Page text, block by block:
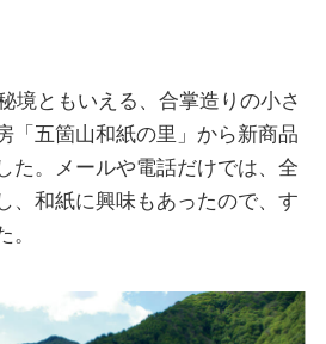
境ともいえる、合掌造りの小さ
「五箇山和紙の里」から新商品
た。メールや電話だけでは、全
、和紙に興味もあったので、す